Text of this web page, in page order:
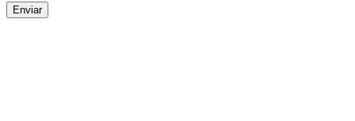
Enviar